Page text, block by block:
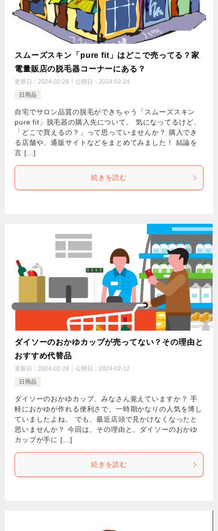
スムーズスキン「pure fit」はどこで売ってる？家
電量販店の脱毛器コーナーにある？
更新日： 2024-02-28 公開日： 2024-02-24
日用品
自宅でサロン品質の脱毛ができちゃう「スムーズスキン
pure fit」脱毛器の購入先について。 気になってるけど、
「どこで買えるの？」って思っていませんか？ 購入でき
る店舗や、通販サイトなどをまとめてみました！ 結論を
言 […]
続きを読む
ダイソーのおかゆカップが売ってない？その理由と
おすすめ代替品
更新日： 2024-02-28 公開日： 2024-02-12
日用品
ダイソーのおかゆカップ、みなさん覚えていますか？ 手
軽におかゆが作れる便利さで、一時期かなりの人気を博し
ていましたよね。 でも、最近店頭で見かけなくなったと
思いませんか？ 今回は、その理由と、ダイソーのおかゆ
カップが手に […]
続きを読む